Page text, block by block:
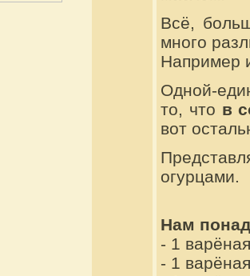
Всё,
много
Например
Одной-
то, что в
вот
огурцами.
Нам
- 1
- 1